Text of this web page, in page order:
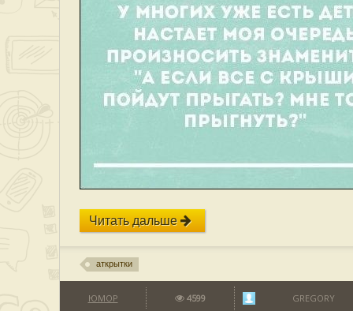
Читать дальше
аткрытки
ЮМОР 4599 GREGORY